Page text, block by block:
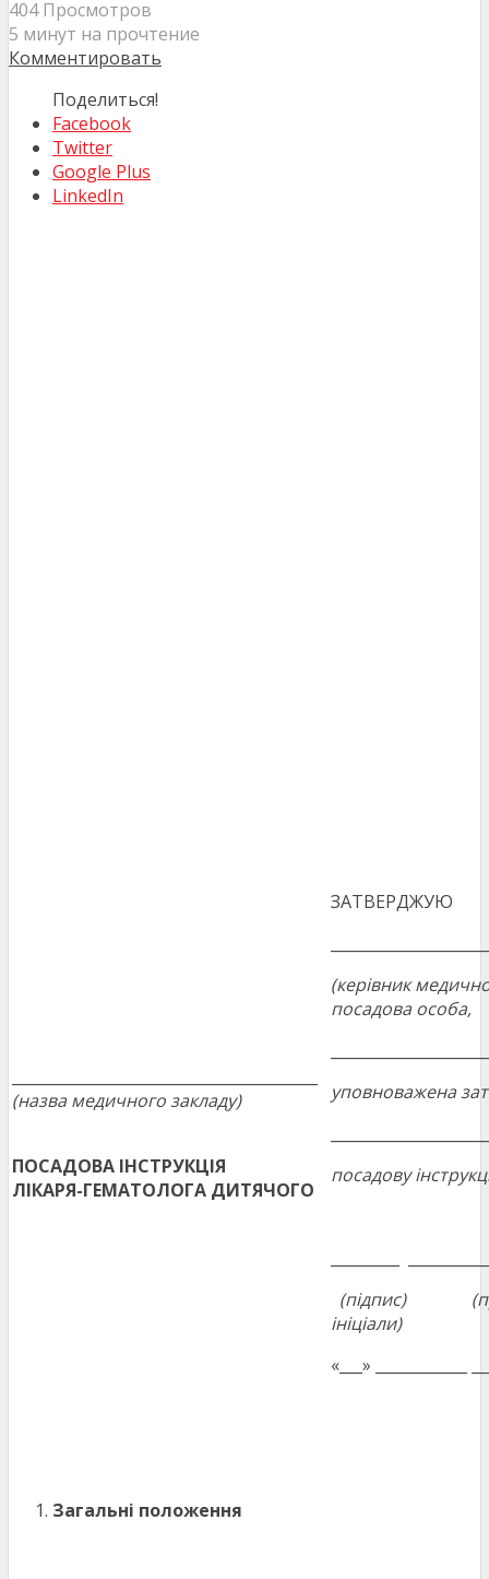
404 Просмотров
5 минут на прочтение
Комментировать
Поделиться!
Facebook
Twitter
Google Plus
LinkedIn
(назва медичного закладу)
ПОСАДОВА ІНСТРУКЦІЯ
ЛІКАРЯ-ГЕМАТОЛОГА ДИТЯЧОГО
ЗАТВЕРДЖУЮ
(керівник
посадова особа,
уповноважена
посадову
(підпис)
ініціали)
«___» ____________
Загальні положення